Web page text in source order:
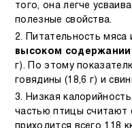
того, она легче
полезные свойства.
Питательность мяса
высоком содержании
г). По этому
говядины (18,6 г) и
Низкая
частью птицы считают
приходится всего 118